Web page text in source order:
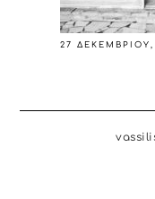
27 ΔΕΚΕΜΒΡΊΟΥ,